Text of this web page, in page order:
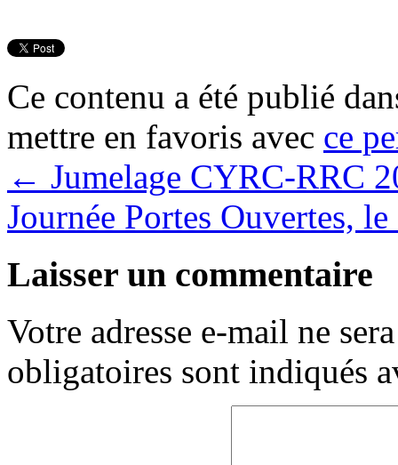
Ce contenu a été publié
mettre en favoris avec ce
← Jumelage CYRC-RRC
Journée Portes Ouvertes,
Laisser un commentaire
Votre adresse e-mail ne
obligatoires sont indiqués